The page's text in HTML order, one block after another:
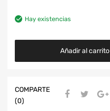
Hay existencias
Añadir al carrito
COMPARTE
(0)